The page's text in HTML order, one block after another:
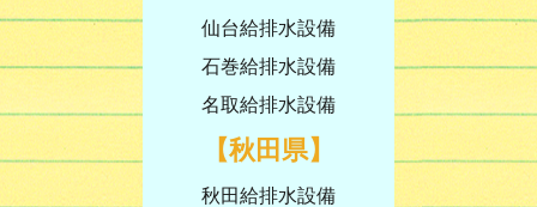
仙台給排水設備
石巻給排水設備
名取給排水設備
【秋田県】
秋田給排水設備